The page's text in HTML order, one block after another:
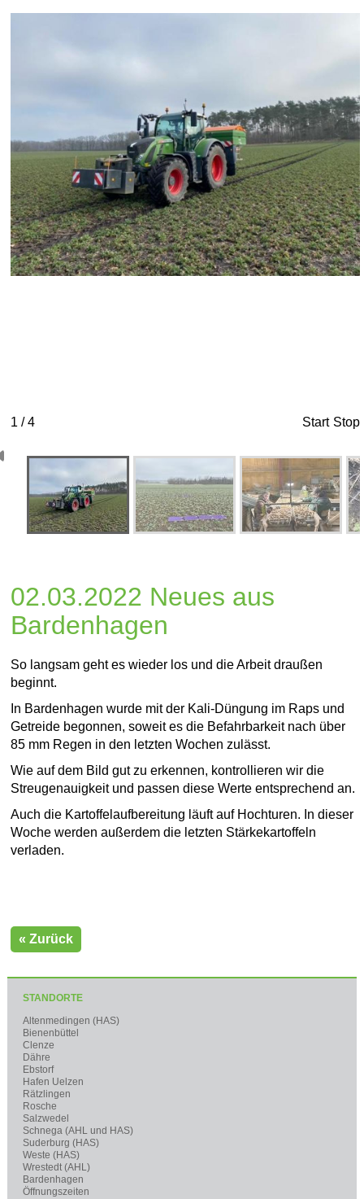
1 / 4 Start Stop
02.03.2022 Neues aus
Bardenhagen
So langsam geht es wieder los und die Arbeit draußen
beginnt.
In Bardenhagen wurde mit der Kali-Düngung im Raps und
Getreide begonnen, soweit es die Befahrbarkeit nach über
85 mm Regen in den letzten Wochen zulässt.
Wie auf dem Bild gut zu erkennen, kontrollieren wir die
Streugenauigkeit und passen diese Werte entsprechend an.
Auch die Kartoffelaufbereitung läuft auf Hochturen. In dieser
Woche werden außerdem die letzten Stärkekartoffeln
verladen.
« Zurück
STANDORTE
Altenmedingen (HAS)
Bienenbüttel
Clenze
Dähre
Ebstorf
Hafen Uelzen
Rätzlingen
Rosche
Salzwedel
Schnega (AHL und HAS)
Suderburg (HAS)
Weste (HAS)
Wrestedt (AHL)
Bardenhagen
Öffnungszeiten